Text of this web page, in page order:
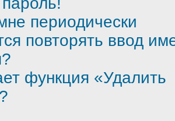
периодически
повторять ввод
функция «Удалить